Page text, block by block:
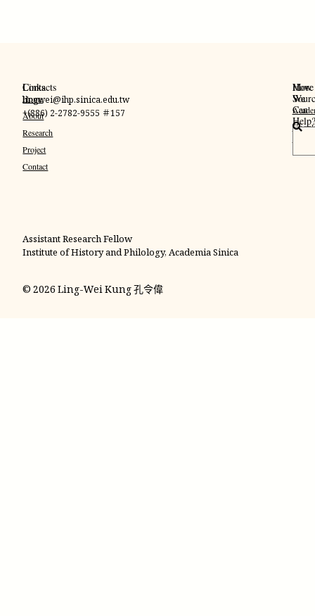
Links
Home
About
Research
Project
Contact
Contacts
lingwei@ihp.sinica.edu.tw
+(886) 2-2782-9555 ＃157
More
How
We
Can
Help?
搜
尋
Assistant Research Fellow
Institute of History and Philology, Academia Sinica
© 2026 Ling-Wei Kung 孔令偉